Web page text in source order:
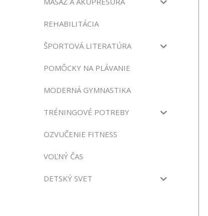
REHABILITÁCIA
ŠPORTOVÁ LITERATÚRA
POMÔCKY NA PLÁVANIE
MODERNÁ GYMNASTIKA
TRÉNINGOVÉ POTREBY
OZVUČENIE FITNESS
VOĽNÝ ČAS
DETSKÝ SVET